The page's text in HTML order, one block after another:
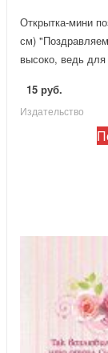
Открытка-мини
см)
высоко, ведь
15 руб.
Издательство